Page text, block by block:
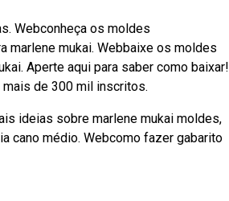
Webconheça os moldes
marlene mukai. Webbaixe os moldes
Aperte aqui para saber como baixar!
de 300 mil inscritos.
ideias sobre marlene mukai moldes,
cano médio. Webcomo fazer gabarito